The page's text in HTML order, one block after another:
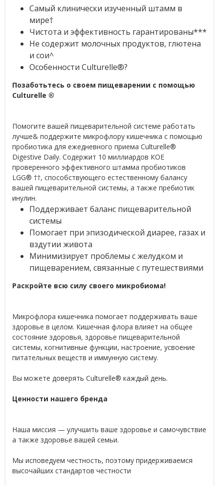
Самый клинически изученный штамм в
мире†
Чистота и эффективность гарантированы***
Не содержит молочных продуктов, глютена
и сои^
Особенности Culturelle®?
Позаботьтесь о своем пищеварении с помощью
Culturelle ®
Помогите вашей пищеварительной системе работать
лучше& поддержите микрофлору кишечника с помощью
пробиотика для ежедневного приема Culturelle®
Digestive Daily. Содержит 10 миллиардов КОЕ
проверенного эффективного штамма пробиотиков
LGG® ††, способствующего естественному балансу
вашей пищеварительной системы, а также пребиотик
инулин.
Поддерживает баланс пищеварительной
системы
Помогает при эпизодической диарее, газах и
вздутии живота
Минимизирует проблемы с желудком и
пищеварением, связанные с путешествиями
Раскройте всю силу своего микробиома!
Микрофлора кишечника помогает поддерживать ваше
здоровье в целом. Кишечная флора влияет на общее
состояние здоровья, здоровье пищеварительной
системы, когнитивные функции, настроение, усвоение
питательных веществ и иммунную систему.
Вы можете доверять Culturelle® каждый день.
Ценности нашего бренда
Наша миссия — улучшить ваше здоровье и самочувствие
а также здоровье вашей семьи.
Мы исповедуем честность, поэтому придерживаемся
высочайших стандартов честности